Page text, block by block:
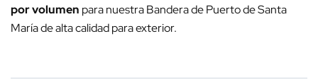
por volumen para nuestra Bandera de Puerto de Santa
María de alta calidad para exterior.